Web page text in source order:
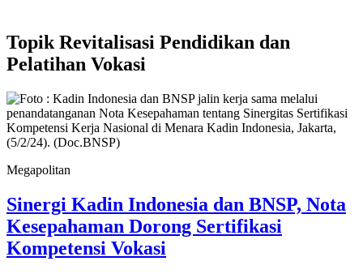
Topik Revitalisasi Pendidikan dan
Pelatihan Vokasi
Megapolitan
Sinergi Kadin Indonesia dan BNSP, Nota
Kesepahaman Dorong Sertifikasi
Kompetensi Vokasi